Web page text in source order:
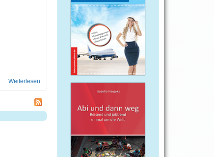
Weiterlesen über Ingenieurstudium in Russland